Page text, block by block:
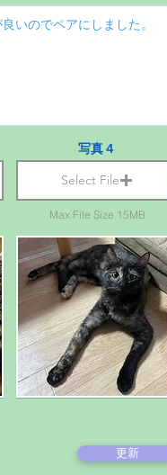
写真４
Select File
Max File Size 15MB
更新